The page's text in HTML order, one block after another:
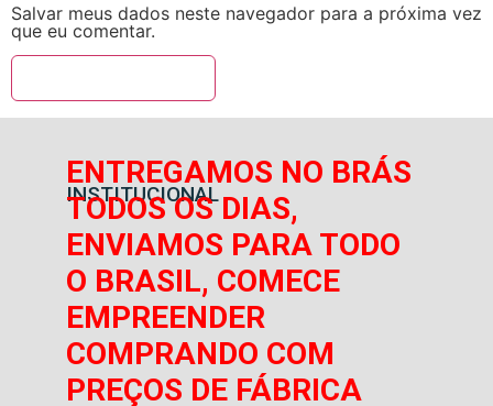
Salvar meus dados neste navegador para a próxima vez
que eu comentar.
INSTITUCIONAL
ENTREGAMOS NO BRÁS
TODOS OS DIAS,
ENVIAMOS PARA TODO
O BRASIL, COMECE
EMPREENDER
COMPRANDO COM
PREÇOS DE FÁBRICA